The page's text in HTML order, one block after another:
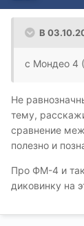
В
с Мондео 4
Не
тему,
сравнение
полезно и
Про ФМ-4 и так
диковинку на